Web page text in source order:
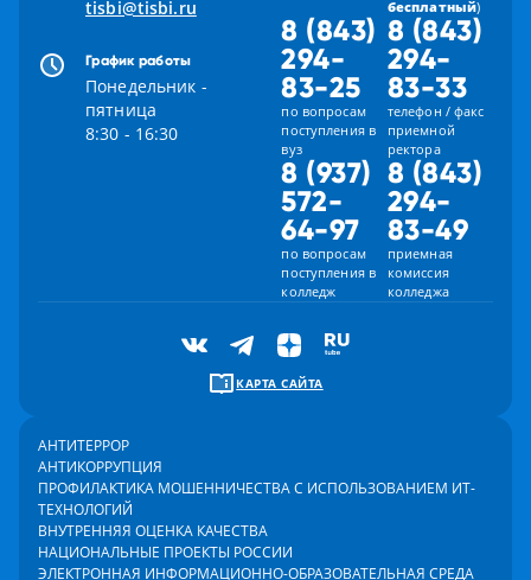
tisbi@tisbi.ru
График работы
Понедельник -
пятница
8:30 - 16:30
бесплатный)
8 (843)
294-
83-25
по вопросам
поступления в
вуз
8 (843)
294-
83-33
телефон / факс
приемной
ректора
8 (937)
572-
64-97
по вопросам
поступления в
колледж
8 (843)
294-
83-49
приемная
комиссия
колледжа
КАРТА САЙТА
АНТИТЕРРОР
АНТИКОРРУПЦИЯ
ПРОФИЛАКТИКА МОШЕННИЧЕСТВА С ИСПОЛЬЗОВАНИЕМ ИТ-
ТЕХНОЛОГИЙ
ВНУТРЕННЯЯ ОЦЕНКА КАЧЕСТВА
НАЦИОНАЛЬНЫЕ ПРОЕКТЫ РОССИИ
ЭЛЕКТРОННАЯ ИНФОРМАЦИОННО-ОБРАЗОВАТЕЛЬНАЯ СРЕДА